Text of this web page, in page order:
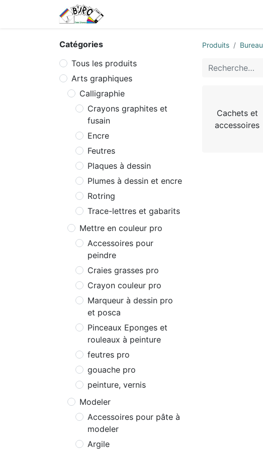
Catégories
Tous les produits
Arts graphiques
Calligraphie
Crayons graphites et
fusain
Encre
Feutres
Plaques à dessin
Plumes à dessin et encre
Rotring
Trace-lettres et gabarits
Mettre en couleur pro
Accessoires pour
peindre
Craies grasses pro
Crayon couleur pro
Marqueur à dessin pro
et posca
Pinceaux Eponges et
rouleaux à peinture
feutres pro
gouache pro
peinture, vernis
Modeler
Accessoires pour pâte à
modeler
Argile
Produits Bureau
Cachets et
accessoires